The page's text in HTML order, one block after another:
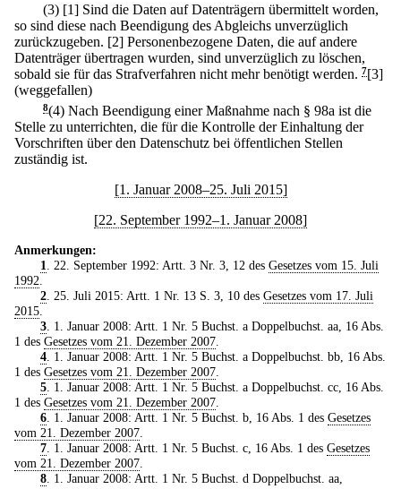
(3) [1] Sind die Daten auf Datenträgern übermittelt worden,
so sind diese nach Beendigung des Abgleichs unverzüglich
zurückzugeben. [2] Personenbezogene Daten, die auf andere
Datenträger übertragen wurden, sind unverzüglich zu löschen,
sobald sie für das Strafverfahren nicht mehr benötigt werden. 7[3]
(weggefallen)
8(4) Nach Beendigung einer Maßnahme nach § 98a ist die
Stelle zu unterrichten, die für die Kontrolle der Einhaltung der
Vorschriften über den Datenschutz bei öffentlichen Stellen
zuständig ist.
[1. Januar 2008–25. Juli 2015]
[22. September 1992–1. Januar 2008]
Anmerkungen:
1
. 22. September 1992: Artt. 3 Nr. 3, 12 des Gesetzes vom 15. Juli
1992
2. 25. Juli 2015: Artt. 1 Nr. 13 S. 3, 10 des Gesetzes vom 17. Juli
2015
3. 1. Januar 2008: Artt. 1 Nr. 5 Buchst. a Doppelbuchst. aa, 16 Abs.
1 des Gesetzes vom 21. Dezember 2007
4. 1. Januar 2008: Artt. 1 Nr. 5 Buchst. a Doppelbuchst. bb, 16 Abs.
1 des Gesetzes vom 21. Dezember 2007
5. 1. Januar 2008: Artt. 1 Nr. 5 Buchst. a Doppelbuchst. cc, 16 Abs.
1 des Gesetzes vom 21. Dezember 2007
6. 1. Januar 2008: Artt. 1 Nr. 5 Buchst. b, 16 Abs. 1 des Gesetzes
vom 21. Dezember 2007
7. 1. Januar 2008: Artt. 1 Nr. 5 Buchst. c, 16 Abs. 1 des Gesetzes
vom 21. Dezember 2007
8. 1. Januar 2008: Artt. 1 Nr. 5 Buchst. d Doppelbuchst. aa,